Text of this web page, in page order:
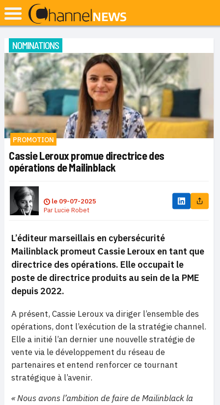
NOMINATIONS
PROMOTION
Cassie Leroux promue directrice des
opérations de Mailinblack
le 09-07-2025
ParLucie Robet
L’éditeur marseillais en cybersécurité
Mailinblack promeut Cassie Leroux en tant que
directrice des opérations. Elle occupait le
poste de directrice produits au sein de la PME
depuis 2022.
A présent, Cassie Leroux va diriger l’ensemble des
opérations, dont l’exécution de la stratégie channel.
Elle a initié l’an dernier une nouvelle stratégie de
vente via le développement du réseau de
partenaires et entend renforcer ce tournant
stratégique à l’avenir.
« Nous avons l’ambition de faire de Mailinblack la